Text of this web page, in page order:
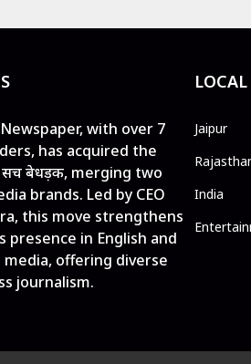
with over 7
has acquired the
सच बेधड़क, merging two
brands. Led by CEO
this move strengthens
presence in English and
offering diverse
journalism.
Jaipur
India